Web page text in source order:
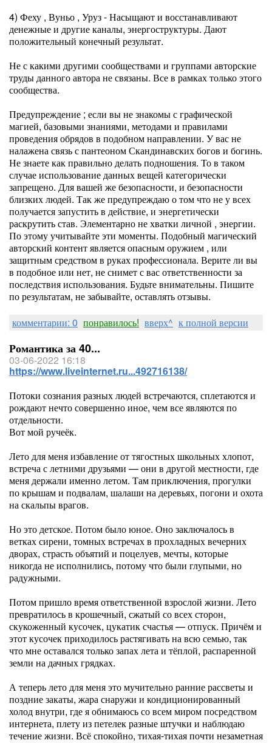
4) Феху , Вуньо , Уруз - Насыщают и восстанавливают
денежные и другие каналы, энергоструктуры. Дают
положительный конечный результат.
Не с какими другими сообществами и группами авторские
труды данного автора не связаны. Все в рамках только этого
сообщества.
Предупреждение ; если вы не знакомы с графической
магией, базовыми знаниями, методами и правилами
проведения обрядов в подобном направлении. У вас не
налажена связь с пантеоном Скандинавских богов и богинь.
Не знаете как правильно делать подношения. То в таком
случае использование данных вещей категорически
запрещено. Для вашей же безопасности, и безопасности
близких людей. Так же предупреждаю о том что не у всех
получается запустить в действие, и энергетически
раскрутить став. Элементарно не хватки личной , энергии.
По этому учитывайте эти моменты. Подобный магический
авторский контент является опасным оружием , или
защитным средством в руках профессионала. Верите ли вы
в подобное или нет, не снимет с вас ответственности за
последствия использования. Будьте внимательны. Пишите
по результатам, не забывайте, оставлять отзывы.
комментарии: 0 понравилось! вверх^ к полной версии
Романтика за 40...
03-06-2022 16:18
https://www.liveinternet.ru...492716138/
Потоки сознания разных людей встречаются, сплетаются и
рождают нечто совершенно иное, чем все являются по
отдельности.
Вот мой ручеёк.
Лето для меня избавление от тягостных школьных хлопот,
встреча с летними друзьями — они в другой местности, где
меня держали именно летом. Там приключения, прогулки
по крышам и подвалам, шалаши на деревьях, погони и охота
на скальпы врагов.
Но это детское. Потом было юное. Оно заключалось в
ветках сирени, томных встречах в прохладных вечерних
дворах, страсть объятий и поцелуев, мечты, которые
никогда не исполнились, потому что были глупыми, но
радужными.
Потом пришло время ответственной взрослой жизни. Лето
превратилось в крошечный, сжатый со всех сторон,
скукоженный кусочек, цукатик счастья — отпуск. Причём и
этот кусочек приходилось растягивать на всю семью, так
что мне оставался только запах лета и тёплой, распаренной
земли на дачных грядках.
А теперь лето для меня это мучительно ранние рассветы и
поздние закаты, жара снаружи и кондиционированный
холод внутри, где я обнимаюсь со всем миром посредством
интернета, плету из петелек разные штучки и наблюдаю
течение жизни. Всё спокойно, тихая-тихая почти незаметная